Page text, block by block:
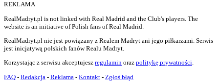
REKLAMA
RealMadryt.pl is not linked with Real Madrid and the Club's players. The
website is an initiative of Polish fans of Real Madrid.
RealMadryt.pl nie jest powiązany z Realem Madryt ani jego piłkarzami. Serwis
jest inicjatywą polskich fanów Realu Madryt.
Korzystając z serwisu akceptujesz regulamin oraz politykę prywatności.
FAQ - Redakcja - Reklama - Kontakt - Zgłoś błąd